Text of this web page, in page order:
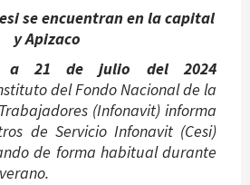
se encuentran en la capital
y Apizaco
a 21 de julio del 2024
del Fondo Nacional de la
(Infonavit) informa
de Servicio Infonavit (Cesi)
de forma habitual durante